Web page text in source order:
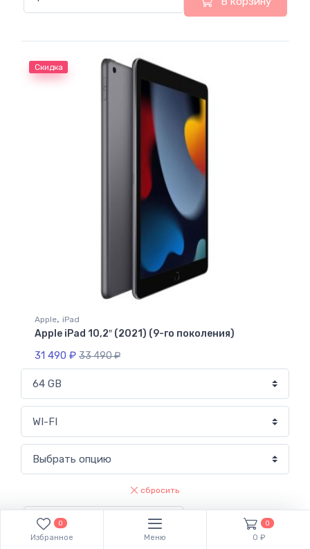
Скидка
Apple, iPad
Apple iPad 10,2″ (2021) (9-го поколения)
31 490 ₽ 33 490₽
сбросить
В корзину
0
Избранное Меню
0
0 ₽